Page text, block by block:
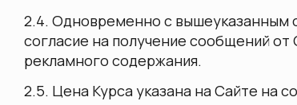
2.4. Одновременно с вышеуказанным
согласие на получение сообщений
рекламного содержания.
2.5. Цена Курса указана на Сайте на